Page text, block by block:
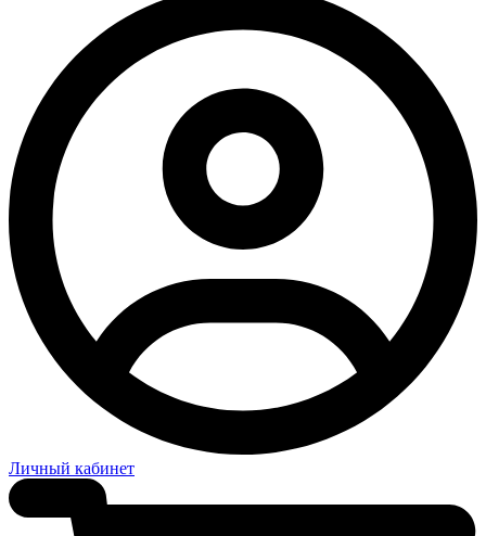
Личный кабинет